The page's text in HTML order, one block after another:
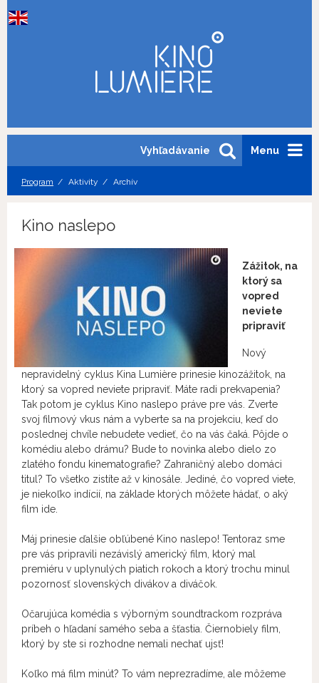
Menu
Vyhľadávanie
Program Aktivity Archív
Kino naslepo
Zážitok, na
ktorý sa
vopred
neviete
pripraviť
Nový
nepravidelný cyklus Kina Lumière prinesie kinozážitok, na
ktorý sa vopred neviete pripraviť. Máte radi prekvapenia?
Tak potom je cyklus Kino naslepo práve pre vás. Zverte
svoj filmový vkus nám a vyberte sa na projekciu, keď do
poslednej chvíle nebudete vedieť, čo na vás čaká. Pôjde o
komédiu alebo drámu? Bude to novinka alebo dielo zo
zlatého fondu kinematografie? Zahraničný alebo domáci
titul? To všetko zistíte až v kinosále. Jediné, čo vopred viete,
je niekoľko indícií, na základe ktorých môžete hádať, o aký
film ide.
Máj prinesie ďalšie obľúbené Kino naslepo! Tentoraz sme
pre vás pripravili nezávislý americký film, ktorý mal
premiéru v uplynulých piatich rokoch a ktorý trochu minul
pozornosť slovenských divákov a diváčok.
Očarujúca komédia s výborným soundtrackom rozpráva
príbeh o hľadaní samého seba a šťastia. Čiernobiely film,
ktorý by ste si rozhodne nemali nechať ujsť!
Koľko má film minút? To vám neprezradíme, ale môžeme